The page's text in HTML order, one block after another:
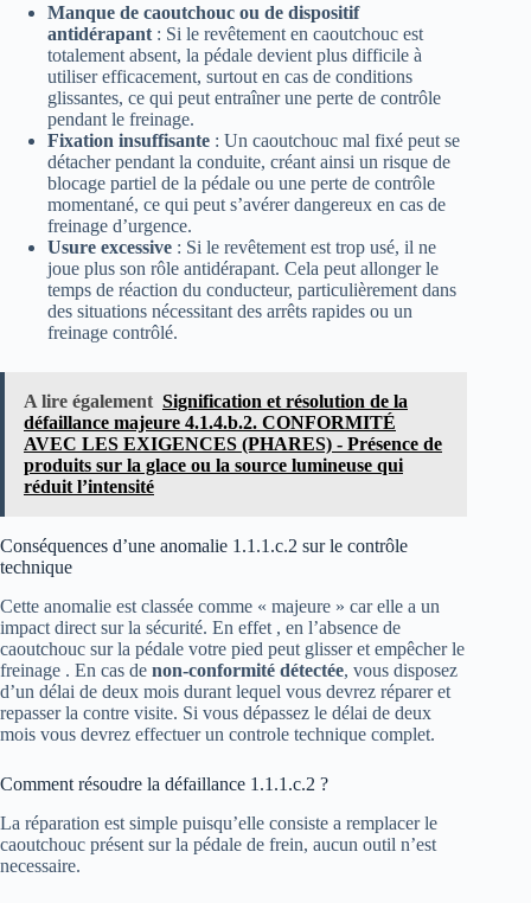
Manque de caoutchouc ou de dispositif
antidérapant : Si le revêtement en caoutchouc est
totalement absent, la pédale devient plus difficile à
utiliser efficacement, surtout en cas de conditions
glissantes, ce qui peut entraîner une perte de contrôle
pendant le freinage.
Fixation insuffisante : Un caoutchouc mal fixé peut se
détacher pendant la conduite, créant ainsi un risque de
blocage partiel de la pédale ou une perte de contrôle
momentané, ce qui peut s’avérer dangereux en cas de
freinage d’urgence.
Usure excessive : Si le revêtement est trop usé, il ne
joue plus son rôle antidérapant. Cela peut allonger le
temps de réaction du conducteur, particulièrement dans
des situations nécessitant des arrêts rapides ou un
freinage contrôlé.
A lire également Signification et résolution de la
défaillance majeure 4.1.4.b.2. CONFORMITÉ
AVEC LES EXIGENCES (PHARES) - Présence de
produits sur la glace ou la source lumineuse qui
réduit l’intensité
Conséquences d’une anomalie 1.1.1.c.2 sur le contrôle
technique
Cette anomalie est classée comme « majeure » car elle a un
impact direct sur la sécurité. En effet , en l’absence de
caoutchouc sur la pédale votre pied peut glisser et empêcher le
freinage . En cas de non-conformité détectée, vous disposez
d’un délai de deux mois durant lequel vous devrez réparer et
repasser la contre visite. Si vous dépassez le délai de deux
mois vous devrez effectuer un controle technique complet.
Comment résoudre la défaillance 1.1.1.c.2 ?
La réparation est simple puisqu’elle consiste a remplacer le
caoutchouc présent sur la pédale de frein, aucun outil n’est
necessaire.